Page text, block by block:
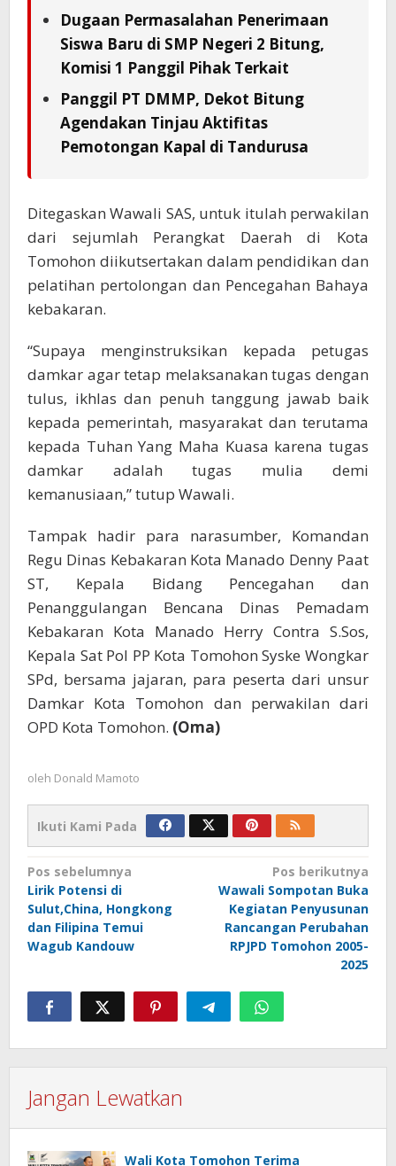
Dugaan Permasalahan Penerimaan
Siswa Baru di SMP Negeri 2 Bitung,
Komisi 1 Panggil Pihak Terkait
Panggil PT DMMP, Dekot Bitung
Agendakan Tinjau Aktifitas
Pemotongan Kapal di Tandurusa
Ditegaskan Wawali SAS, untuk itulah perwakilan
dari sejumlah Perangkat Daerah di Kota
Tomohon diikutsertakan dalam pendidikan dan
pelatihan pertolongan dan Pencegahan Bahaya
kebakaran.
“Supaya menginstruksikan kepada petugas
damkar agar tetap melaksanakan tugas dengan
tulus, ikhlas dan penuh tanggung jawab baik
kepada pemerintah, masyarakat dan terutama
kepada Tuhan Yang Maha Kuasa karena tugas
damkar adalah tugas mulia demi
kemanusiaan,” tutup Wawali.
Tampak hadir para narasumber, Komandan
Regu Dinas Kebakaran Kota Manado Denny Paat
ST, Kepala Bidang Pencegahan dan
Penanggulangan Bencana Dinas Pemadam
Kebakaran Kota Manado Herry Contra S.Sos,
Kepala Sat Pol PP Kota Tomohon Syske Wongkar
SPd, bersama jajaran, para peserta dari unsur
Damkar Kota Tomohon dan perwakilan dari
OPD Kota Tomohon. (Oma)
oleh Donald Mamoto
Ikuti Kami Pada
Navigasi
pos
Pos sebelumnya
Lirik Potensi di
Sulut,China, Hongkong
dan Filipina Temui
Wagub Kandouw
Pos berikutnya
Wawali Sompotan Buka
Kegiatan Penyusunan
Rancangan Perubahan
RPJPD Tomohon 2005-
2025
Jangan Lewatkan
Wali Kota Tomohon Terima